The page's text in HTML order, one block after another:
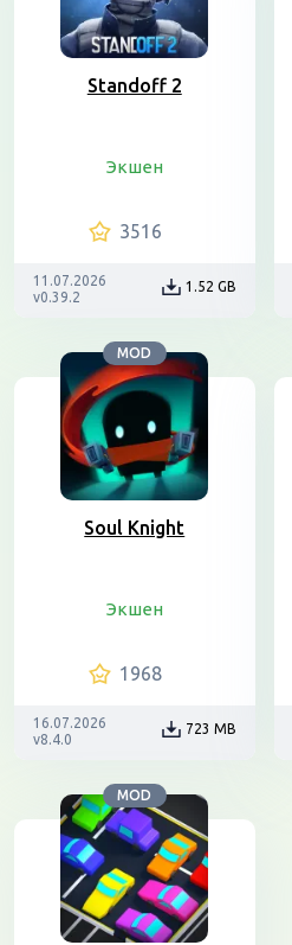
Standoff 2
Экшен
3516
11.07.2026
v0.39.2
1.52 GB
MOD
Soul Knight
Экшен
1968
16.07.2026
v8.4.0
723 MB
MOD